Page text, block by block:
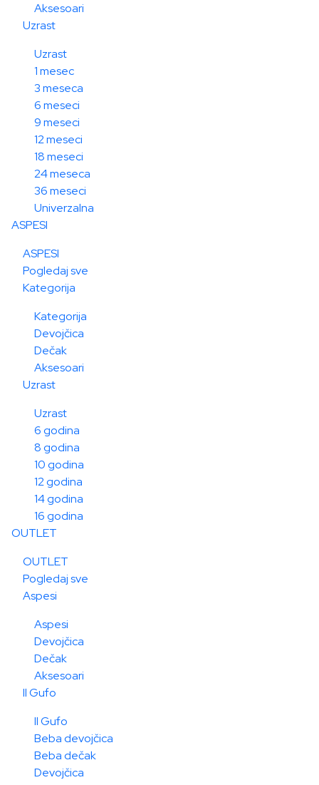
Aksesoari
Uzrast
Uzrast
1 mesec
3 meseca
6 meseci
9 meseci
12 meseci
18 meseci
24 meseca
36 meseci
Univerzalna
ASPESI
ASPESI
Pogledaj sve
Kategorija
Kategorija
Devojčica
Dečak
Aksesoari
Uzrast
Uzrast
6 godina
8 godina
10 godina
12 godina
14 godina
16 godina
OUTLET
OUTLET
Pogledaj sve
Aspesi
Aspesi
Devojčica
Dečak
Aksesoari
Il Gufo
Il Gufo
Beba devojčica
Beba dečak
Devojčica